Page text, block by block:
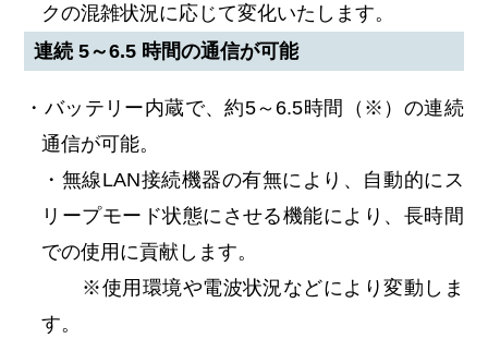
クの混雑状況に応じて変化いたします。
連続 5～6.5 時間の通信が可能
・バッテリー内蔵で、約5～6.5時間（※）の連続
通信が可能。
・無線LAN接続機器の有無により、自動的にス
リープモード状態にさせる機能により、長時間
での使用に貢献します。
※使用環境や電波状況などにより変動しま
す。